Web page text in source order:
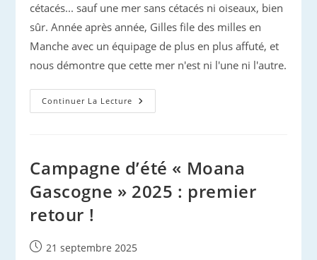
cétacés... sauf une mer sans cétacés ni oiseaux, bien
sûr. Année après année, Gilles file des milles en
Manche avec un équipage de plus en plus affuté, et
nous démontre que cette mer n'est ni l'une ni l'autre.
Continuer La Lecture Gilles
Fait
Campagne d’été « Moana
Gascogne » 2025 : premier
retour !
Publication
21 septembre 2025